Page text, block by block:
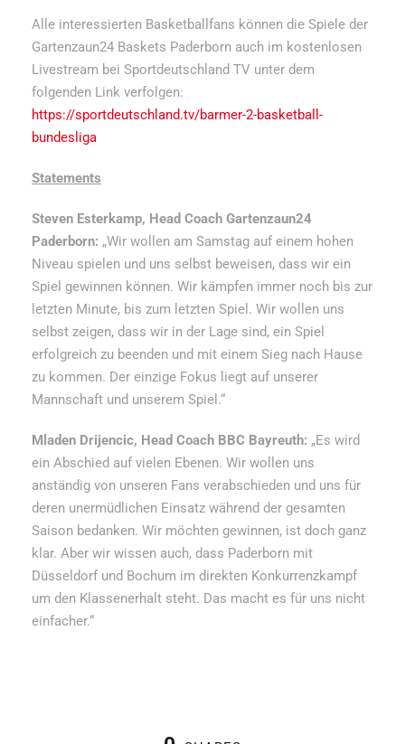
Alle interessierten Basketballfans können die Spiele der
Gartenzaun24 Baskets Paderborn auch im kostenlosen
Livestream bei Sportdeutschland TV unter dem
folgenden Link verfolgen:
https://sportdeutschland.tv/barmer-2-basketball-
bundesliga
Statements
Steven Esterkamp, Head Coach Gartenzaun24
Paderborn: „Wir wollen am Samstag auf einem hohen
Niveau spielen und uns selbst beweisen, dass wir ein
Spiel gewinnen können. Wir kämpfen immer noch bis zur
letzten Minute, bis zum letzten Spiel. Wir wollen uns
selbst zeigen, dass wir in der Lage sind, ein Spiel
erfolgreich zu beenden und mit einem Sieg nach Hause
zu kommen. Der einzige Fokus liegt auf unserer
Mannschaft und unserem Spiel.“
Mladen Drijencic, Head Coach BBC Bayreuth: „Es wird
ein Abschied auf vielen Ebenen. Wir wollen uns
anständig von unseren Fans verabschieden und uns für
deren unermüdlichen Einsatz während der gesamten
Saison bedanken. Wir möchten gewinnen, ist doch ganz
klar. Aber wir wissen auch, dass Paderborn mit
Düsseldorf und Bochum im direkten Konkurrenzkampf
um den Klassenerhalt steht. Das macht es für uns nicht
einfacher.“